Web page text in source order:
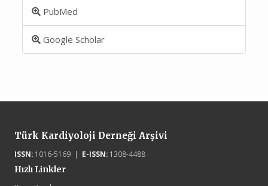
PubMed
Google Scholar
Türk Kardiyoloji Derneği Arşivi
ISSN:1016-5169 | E-ISSN:1308-4488
Hızlı Linkler